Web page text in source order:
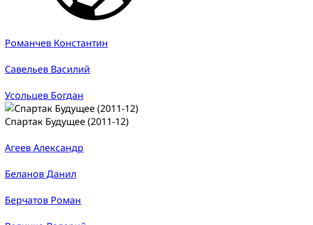
Романчев Константин
Савельев Василий
Усольцев Богдан
Спартак Будущее (2011-12)
Агеев Александр
Беланов Данил
Берчатов Роман